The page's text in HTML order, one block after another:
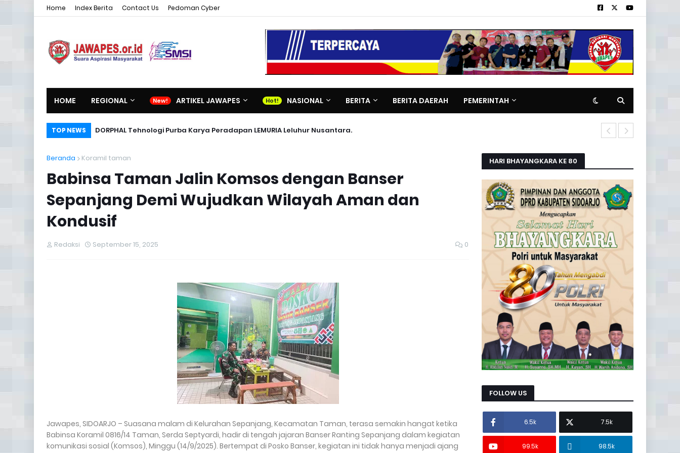
Home Index Berita Contact Us Pedoman Cyber
HOME REGIONAL ARTIKEL JAWAPES NASIONAL BERITA BERITA DAERAH PEMERINTAH
TOP NEWS DORPHAL Tehnologi Purba Karya Peradapan LEMURIA Leluhur Nusantara.
Beranda Koramil taman
Babinsa Taman Jalin Komsos dengan Banser
Sepanjang Demi Wujudkan Wilayah Aman dan
Kondusif
Redaksi September 15, 2025 0
Jawapes, SIDOARJO – Suasana malam di Kelurahan Sepanjang, Kecamatan Taman, terasa semakin hangat ketika
Babinsa Koramil 0816/14 Taman, Serda Septyardi, hadir di tengah jajaran Banser Ranting Sepanjang dalam kegiatan
komunikasi sosial (Komsos), Minggu (14/9/2025). Bertempat di Posko Banser, kegiatan ini tidak hanya menjadi ajang
HARI BHAYANGKARA KE 80
FOLLOW US
6.5k 7.5k
99.5k 98.5k